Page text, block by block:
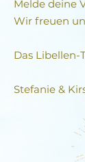
Melde deine
Wir freuen
Das Libellen-
Stefanie &